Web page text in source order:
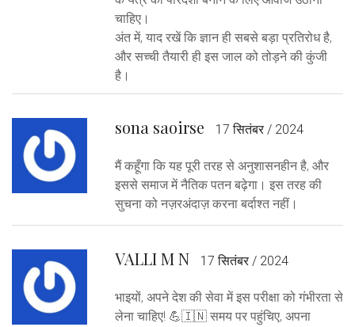
चाहिए।
अंत में, याद रखें कि ज्ञान ही सबसे बड़ा प्रतिरोध है,
और सच्ची तैयारी ही इस जाल को तोड़ने की कुंजी
है।
sona saoirse 17 सितंबर / 2024
मैं कहूँगा कि यह पूरी तरह से अनुशासनहीन है, और
इससे समाज में नैतिक पतन बढ़ेगा। इस तरह की
सुचना को नज़रअंदाज़ करना बर्दाश्त नहीं।
VALLI M N 17 सितंबर / 2024
भाइयों, अपने देश की सेवा में इस परीक्षा को गंभीरता से
लेना चाहिए! 💪🇮🇳 समय पर पहुंचिए, अपना